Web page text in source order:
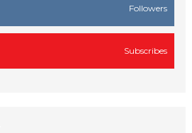
Followers
Subscribes